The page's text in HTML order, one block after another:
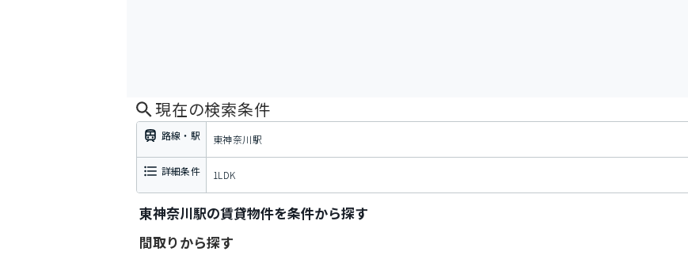
現在の検索条件
路線・駅 東神奈川駅
詳細条件 1LDK
東神奈川駅の賃貸物件を条件から探す
間取りから探す